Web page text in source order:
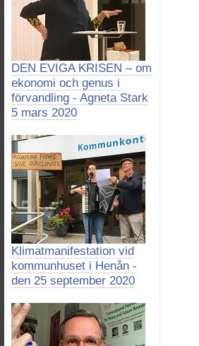
DEN EVIGA KRISEN – om
ekonomi och genus i
förvandling - Agneta Stark
5 mars 2020
Klimatmanifestation vid
kommunhuset i Henån -
den 25 september 2020